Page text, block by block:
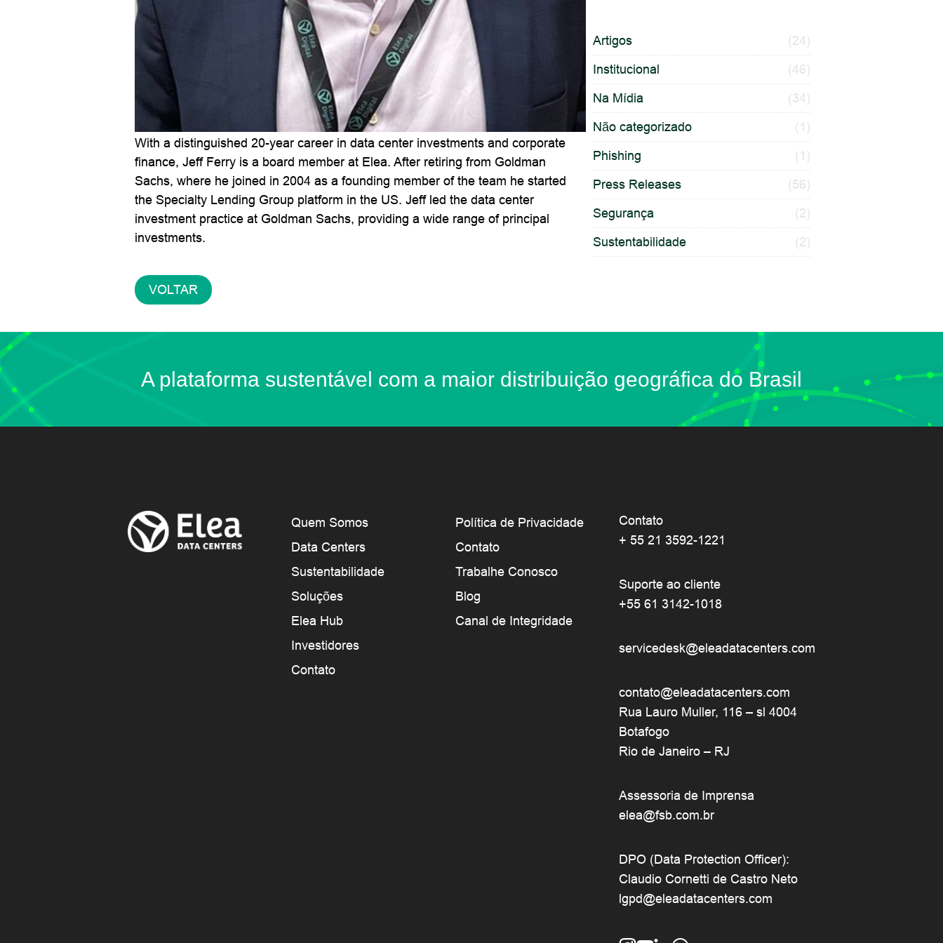
With a distinguished 20-year career in data center investments and corporate
finance, Jeff Ferry is a board member at Elea. After retiring from Goldman
Sachs, where he joined in 2004 as a founding member of the team he started
the Specialty Lending Group platform in the US. Jeff led the data center
investment practice at Goldman Sachs, providing a wide range of principal
investments.
VOLTAR
Artigos
(24)
Institucional
(46)
Na Mídia
(34)
Não categorizado
(1)
Phishing
(1)
Press Releases
(56)
Segurança
(2)
Sustentabilidade
(2)
A plataforma sustentável com a maior distribuição geográfica do Brasil
Quem Somos
Data Centers
Sustentabilidade
Soluções
Elea Hub
Investidores
Contato
Política de Privacidade
Contato
Trabalhe Conosco
Blog
Canal de Integridade
Contato
+ 55 21 3592-1221
Suporte ao cliente
+55 61 3142-1018
servicedesk@eleadatacenters.com
contato@eleadatacenters.com
Rua Lauro Muller, 116 – sl 4004
Botafogo
Rio de Janeiro – RJ
Assessoria de Imprensa
elea@fsb.com.br
DPO (Data Protection Officer):
Claudio Cornetti de Castro Neto
lgpd@eleadatacenters.com